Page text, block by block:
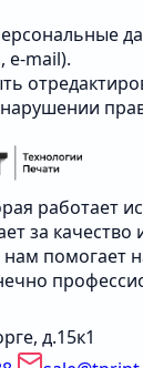
e-mail).
работает
за
помогает
д.15к1